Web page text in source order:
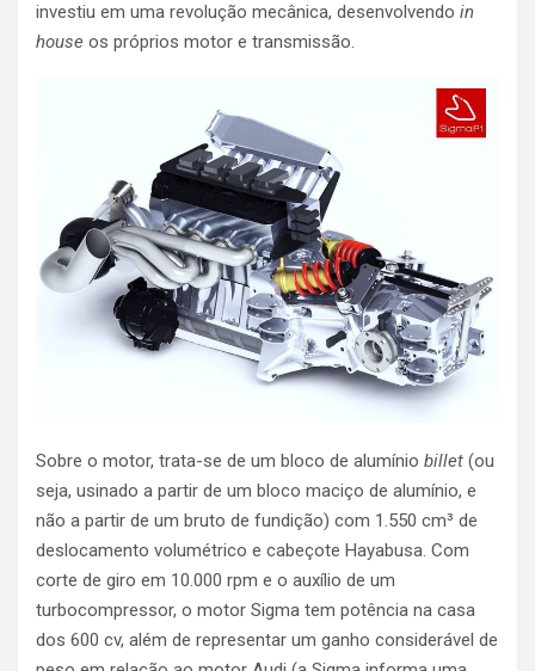
investiu em uma revolução mecânica, desenvolvendo in
house os próprios motor e transmissão.
Sobre o motor, trata-se de um bloco de alumínio billet (ou
seja, usinado a partir de um bloco maciço de alumínio, e
não a partir de um bruto de fundição) com 1.550 cm³ de
deslocamento volumétrico e cabeçote Hayabusa. Com
corte de giro em 10.000 rpm e o auxílio de um
turbocompressor, o motor Sigma tem potência na casa
dos 600 cv, além de representar um ganho considerável de